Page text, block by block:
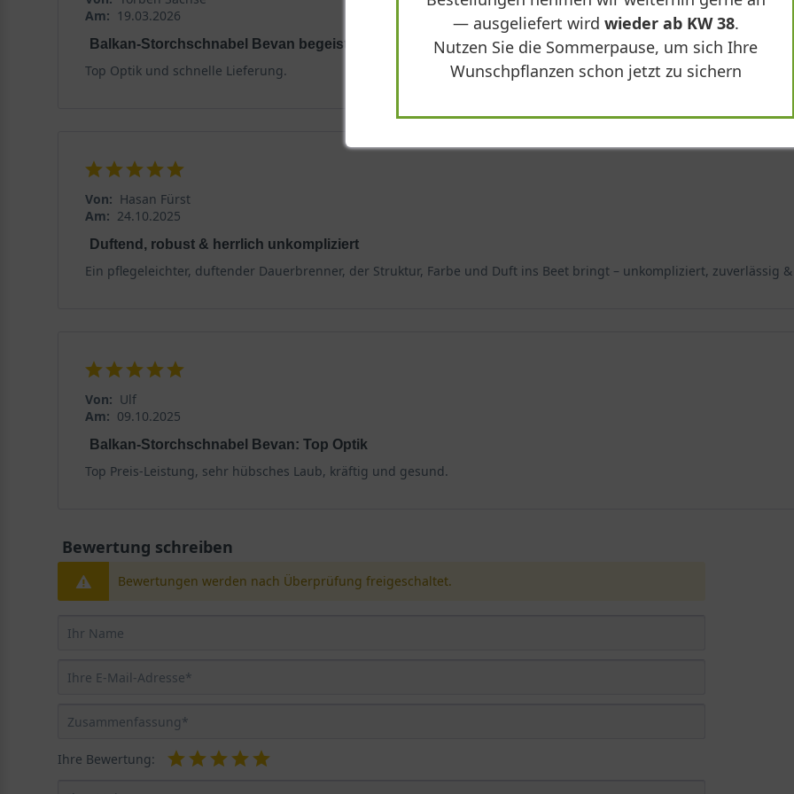
Am: 19.03.2026
Balkan-Storchschnabel Bevan begeistert
Top Optik und schnelle Lieferung.
Von: Hasan Fürst
Am: 24.10.2025
Duftend, robust & herrlich unkompliziert
Ein pflegeleichter, duftender Dauerbrenner, der Struktur, Farbe und Duft ins Beet bringt – unkompliziert, zuverlässig
Von: Ulf
Am: 09.10.2025
Balkan-Storchschnabel Bevan: Top Optik
Top Preis-Leistung, sehr hübsches Laub, kräftig und gesund.
Bewertung schreiben
Bewertungen werden nach Überprüfung freigeschaltet.
Ihre Bewertung:
— ausgeliefert wird wieder ab KW 38.
Nutzen Sie die Sommerpause, um sich Ihre
Wunschpflanzen schon jetzt zu sichern